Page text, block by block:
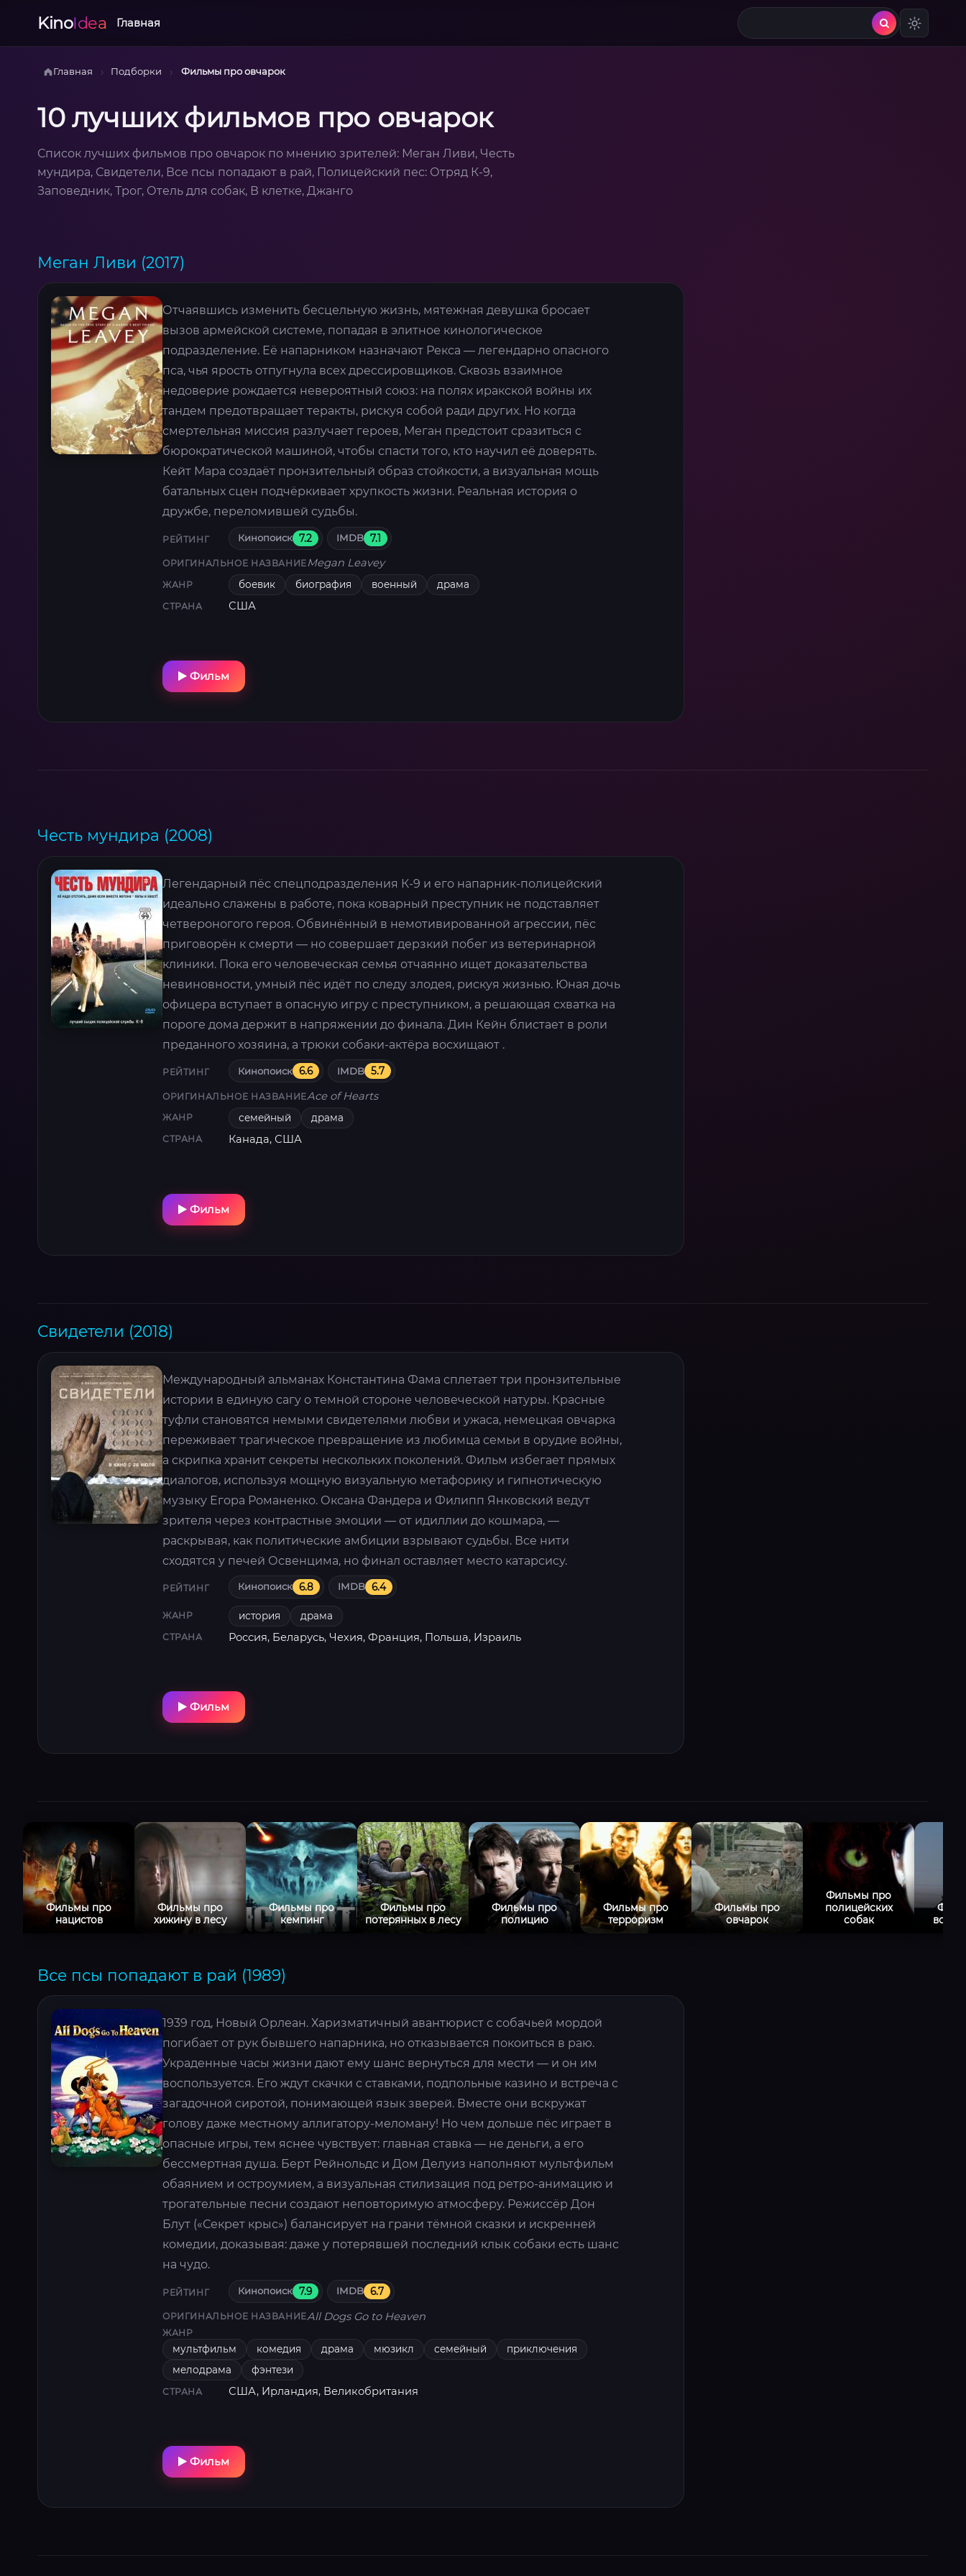
KinoIdea Главная
Главная › Подборки › Фильмы про овчарок
10 лучших фильмов про овчарок
Список лучших фильмов про овчарок по мнению зрителей: Меган Ливи, Честь
мундира, Свидетели, Все псы попадают в рай, Полицейский пес: Отряд К-9,
Заповедник, Трог, Отель для собак, В клетке, Джанго
Меган Ливи (2017)
Отчаявшись изменить бесцельную жизнь, мятежная девушка бросает
вызов армейской системе, попадая в элитное кинологическое
подразделение. Её напарником назначают Рекса — легендарно опасного
пса, чья ярость отпугнула всех дрессировщиков. Сквозь взаимное
недоверие рождается невероятный союз: на полях иракской войны их
тандем предотвращает теракты, рискуя собой ради других. Но когда
смертельная миссия разлучает героев, Меган предстоит сразиться с
бюрократической машиной, чтобы спасти того, кто научил её доверять.
Кейт Мара создаёт пронзительный образ стойкости, а визуальная мощь
батальных сцен подчёркивает хрупкость жизни. Реальная история о
дружбе, переломившей судьбы.
РЕЙТИНГ Кинопоиск 7.2 IMDB 7.1
ОРИГИНАЛЬНОЕ НАЗВАНИЕMegan Leavey
ЖАНР боевик биография военный драма
СТРАНА США
Фильм
Честь мундира (2008)
Легендарный пёс спецподразделения К-9 и его напарник-полицейский
идеально слажены в работе, пока коварный преступник не подставляет
четвероногого героя. Обвинённый в немотивированной агрессии, пёс
приговорён к смерти — но совершает дерзкий побег из ветеринарной
клиники. Пока его человеческая семья отчаянно ищет доказательства
невиновности, умный пёс идёт по следу злодея, рискуя жизнью. Юная дочь
офицера вступает в опасную игру с преступником, а решающая схватка на
пороге дома держит в напряжении до финала. Дин Кейн блистает в роли
преданного хозяина, а трюки собаки-актёра восхищают .
РЕЙТИНГ Кинопоиск 6.6 IMDB 5.7
ОРИГИНАЛЬНОЕ НАЗВАНИЕAce of Hearts
ЖАНР семейный драма
СТРАНА Канада, США
Фильм
Свидетели (2018)
Международный альманах Константина Фама сплетает три пронзительные
истории в единую сагу о темной стороне человеческой натуры. Красные
туфли становятся немыми свидетелями любви и ужаса, немецкая овчарка
переживает трагическое превращение из любимца семьи в орудие войны,
а скрипка хранит секреты нескольких поколений. Фильм избегает прямых
диалогов, используя мощную визуальную метафорику и гипнотическую
музыку Егора Романенко. Оксана Фандера и Филипп Янковский ведут
зрителя через контрастные эмоции — от идиллии до кошмара, —
раскрывая, как политические амбиции взрывают судьбы. Все нити
сходятся у печей Освенцима, но финал оставляет место катарсису.
РЕЙТИНГ Кинопоиск 6.8 IMDB 6.4
ЖАНР история драма
СТРАНА Россия, Беларусь, Чехия, Франция, Польша, Израиль
Фильм
Фильмы про
нацистов
Фильмы про
хижину в лесу
Фильмы про
кемпинг
Фильмы про
потерянных в лесу
Фильмы про
полицию
Фильмы про
терроризм
Фильмы про
овчарок
Фильмы про
полицейских
собак
Все псы попадают в рай (1989)
1939 год, Новый Орлеан. Харизматичный авантюрист с собачьей мордой
погибает от рук бывшего напарника, но отказывается покоиться в раю.
Украденные часы жизни дают ему шанс вернуться для мести — и он им
воспользуется. Его ждут скачки с ставками, подпольные казино и встреча с
загадочной сиротой, понимающей язык зверей. Вместе они вскружат
голову даже местному аллигатору-меломану! Но чем дольше пёс играет в
опасные игры, тем яснее чувствует: главная ставка — не деньги, а его
бессмертная душа. Берт Рейнольдс и Дом Делуиз наполняют мультфильм
обаянием и остроумием, а визуальная стилизация под ретро-анимацию и
трогательные песни создают неповторимую атмосферу. Режиссёр Дон
Блут («Секрет крыс») балансирует на грани тёмной сказки и искренней
комедии, доказывая: даже у потерявшей последний клык собаки есть шанс
на чудо.
РЕЙТИНГ Кинопоиск 7.9 IMDB 6.7
ОРИГИНАЛЬНОЕ НАЗВАНИЕAll Dogs Go to Heaven
ЖАНР
мультфильм комедия драма мюзикл семейный
приключения
мелодрама
фэнтези
СТРАНА США, Ирландия, Великобритания
Фильм